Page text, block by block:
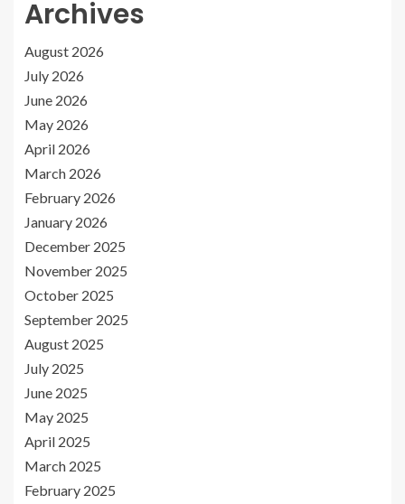
Archives
August 2026
July 2026
June 2026
May 2026
April 2026
March 2026
February 2026
January 2026
December 2025
November 2025
October 2025
September 2025
August 2025
July 2025
June 2025
May 2025
April 2025
March 2025
February 2025